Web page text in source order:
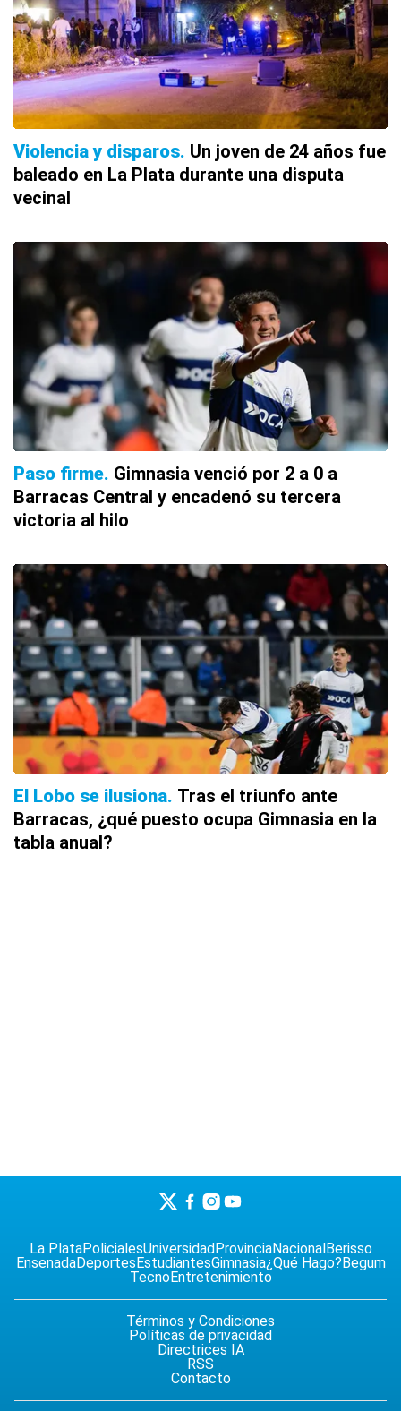
Violencia y disparos Un joven de 24 años fue
baleado en La Plata durante una disputa
vecinal
Paso firme Gimnasia venció por 2 a 0 a
Barracas Central y encadenó su tercera
victoria al hilo
El Lobo se ilusiona Tras el triunfo ante
Barracas, ¿qué puesto ocupa Gimnasia en la
tabla anual?
La PlataPolicialesUniversidadProvinciaNacionalBerisso
EnsenadaDeportesEstudiantesGimnasia¿Qué Hago?Begum
TecnoEntretenimiento
Términos y Condiciones
Políticas de privacidad
Directrices IA
RSS
Contacto